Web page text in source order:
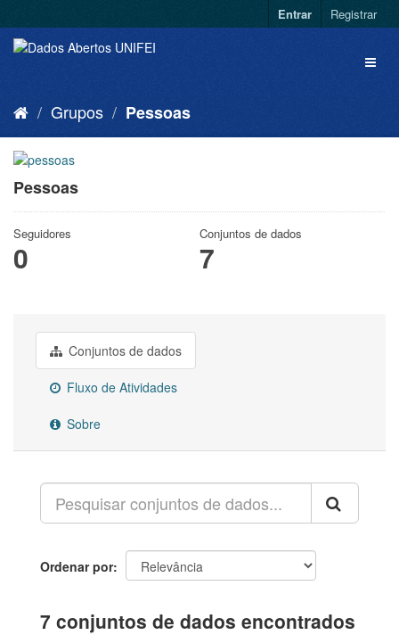
Entrar Registrar
Grupos Pessoas
Pessoas
Seguidores
0
Conjuntos de dados
7
Conjuntos de dados
Fluxo de Atividades
Sobre
Ordenar por
7 conjuntos de dados encontrados